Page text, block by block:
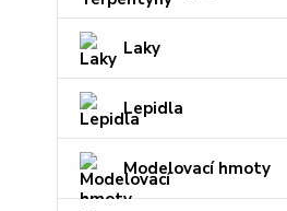
Laky
Lepidla
Modelovací hmoty